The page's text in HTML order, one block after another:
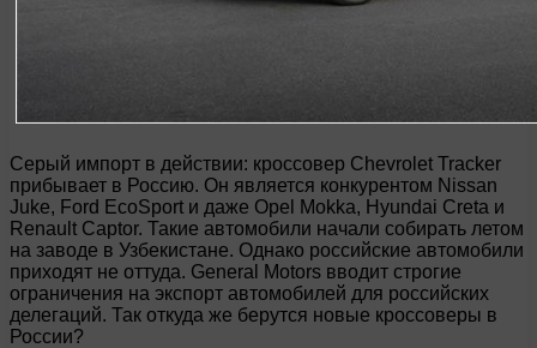
Серый импорт в действии: кроссовер Chevrolet Tracker
прибывает в Россию. Он является конкурентом Nissan
Juke, Ford EcoSport и даже Opel Mokka, Hyundai Creta и
Renault Captor. Такие автомобили начали собирать летом
на заводе в Узбекистане. Однако российские автомобили
приходят не оттуда. General Motors вводит строгие
ограничения на экспорт автомобилей для российских
делегаций. Так откуда же берутся новые кроссоверы в
России?